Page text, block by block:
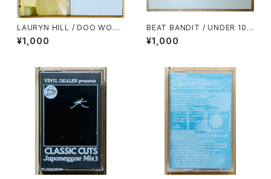
LAURYN HILL / DOO WOP
(THAT THING)
¥1,000
BEAT BANDIT / UNDER 100
0YEN BEATS(60 MINUTES
OF CHEAPNESS)(MIXCD-R)
¥1,000